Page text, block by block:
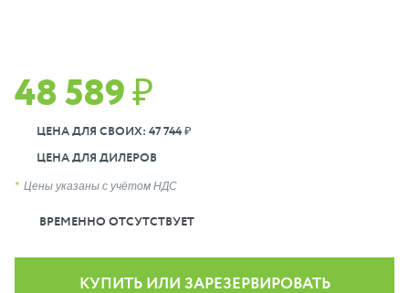
48 589 ₽
ЦЕНА ДЛЯ СВОИХ: 47 744 ₽
ЦЕНА ДЛЯ ДИЛЕРОВ
Цены указаны с учётом НДС
ВРЕМЕННО ОТСУТСТВУЕТ
КУПИТЬ ИЛИ ЗАРЕЗЕРВИРОВАТЬ